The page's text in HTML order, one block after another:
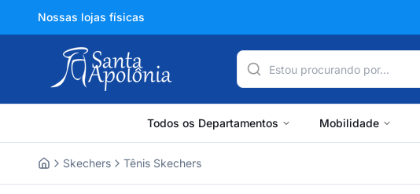
Nossas lojas físicas
Todos os Departamentos Mobilidade
Skechers Tênis Skechers